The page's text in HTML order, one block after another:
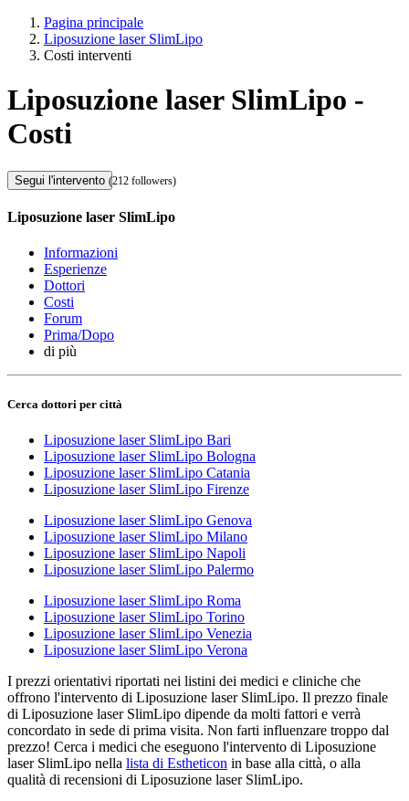
Pagina principale
Liposuzione laser SlimLipo
Costi interventi
Liposuzione laser SlimLipo -
Costi
Segui l'intervento (212 followers)
Liposuzione laser SlimLipo
Informazioni
Esperienze
Dottori
Costi
Forum
Prima/Dopo
di più
Cerca dottori per città
Liposuzione laser SlimLipo Bari
Liposuzione laser SlimLipo Bologna
Liposuzione laser SlimLipo Catania
Liposuzione laser SlimLipo Firenze
Liposuzione laser SlimLipo Genova
Liposuzione laser SlimLipo Milano
Liposuzione laser SlimLipo Napoli
Liposuzione laser SlimLipo Palermo
Liposuzione laser SlimLipo Roma
Liposuzione laser SlimLipo Torino
Liposuzione laser SlimLipo Venezia
Liposuzione laser SlimLipo Verona
I prezzi orientativi riportati nei listini dei medici e cliniche che
offrono l'intervento di Liposuzione laser SlimLipo. Il prezzo finale
di Liposuzione laser SlimLipo dipende da molti fattori e verrà
concordato in sede di prima visita. Non farti influenzare troppo dal
prezzo! Cerca i medici che eseguono l'intervento di Liposuzione
laser SlimLipo nella lista di Estheticon in base alla città, o alla
qualità di recensioni di Liposuzione laser SlimLipo.